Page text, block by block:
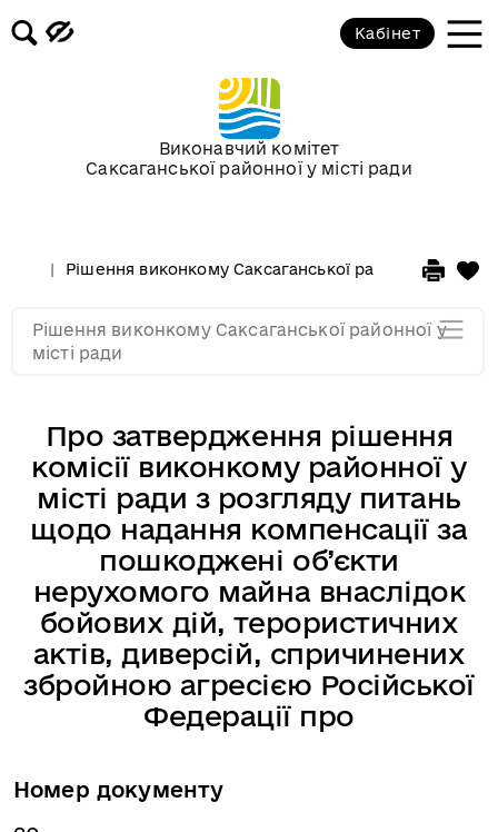
Виконавчий комітет
Саксаганської районної у місті ради
Кабінет
Рішення виконкому Саксаганської районної у місті
Про затвердження рішення
комісії виконкому районної у
місті ради з розгляду питань
щодо надання компенсації за
пошкоджені об’єкти
нерухомого майна внаслідок
бойових дій, терористичних
актів, диверсій, спричинених
збройною агресією Російської
Федерації про
Номер документу
Рішення виконкому Саксаганської районної у
місті ради
Засідання за 2015 рік
Засідання за 2014 рік
Засідання за 2013 рік
Засідання за 2011
Засідання за 2010